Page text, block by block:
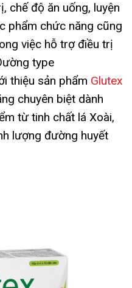
chế độ ăn uống, luyện
phẩm chức năng cũng
việc hỗ trợ điều trị
type
thiệu sản phẩm Glutex
chuyên biệt dành
từ tinh chất lá Xoài,
lượng đường huyết